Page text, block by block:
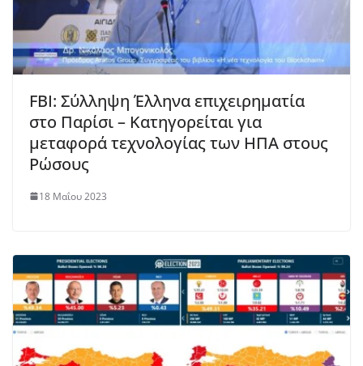
FBI: Σύλληψη Έλληνα επιχειρηματία
στο Παρίσι – Κατηγορείται για
μεταφορά τεχνολογίας των ΗΠΑ στους
Ρώσους
18 Μαΐου 2023